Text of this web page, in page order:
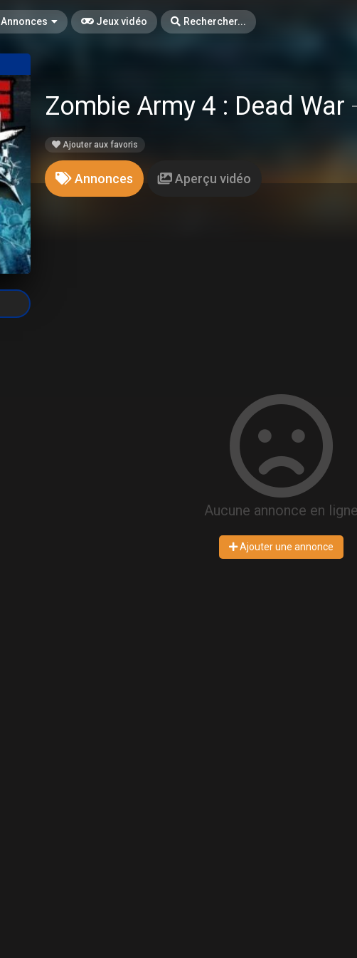
Annonces Jeux vidéo Rechercher...
Zombie Army 4 : Dead War
Ajouter aux favoris
Annonces Aperçu vidéo
Aucune annonce en
Ajouter une annonce